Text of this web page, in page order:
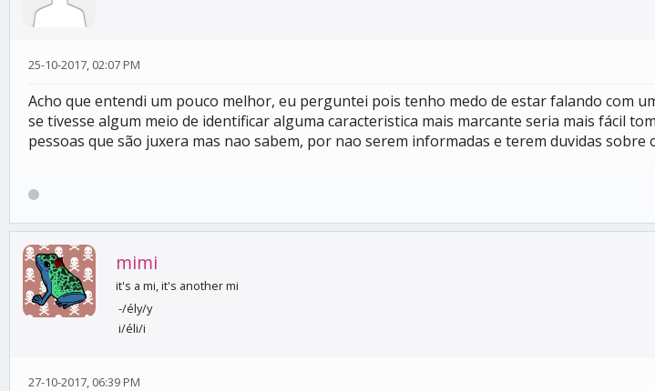
25-10-2017, 02:07 PM
Acho que entendi um pouco melhor, eu perguntei pois tenho medo de estar falando com
se tivesse algum meio de identificar alguma caracteristica mais marcante seria mais fácil
pessoas que são juxera mas nao sabem, por nao serem informadas e terem duvidas sobre
mimi
it's a mi, it's another mi
-/ély/y
i/éli/i
27-10-2017, 06:39 PM